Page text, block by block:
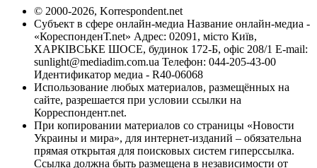
© 2000-2026, Korrespondent.net
Субъект в сфере онлайн-медиа Название онлайн-медиа -
«КореспонденТ.net» Адрес: 02091, місто Київ,
ХАРКІВСЬКЕ ШОСЕ, будинок 172-Б, офіс 208/1 E-mail:
sunlight@mediadim.com.ua Телефон: 044-205-43-00
Идентификатор медиа - R40-06068
Использование любых материалов, размещённых на
сайте, разрешается при условии ссылки на
Корреспондент.net.
При копировании материалов со страницы «Новости
Украины и мира», для интернет-изданий – обязательна
прямая открытая для поисковых систем гиперссылка.
Ссылка должна быть размещена в независимости от